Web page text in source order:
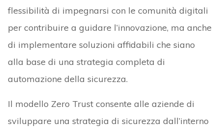
flessibilità di impegnarsi con le comunità digitali
per contribuire a guidare l’innovazione, ma anche
di implementare soluzioni affidabili che siano
alla base di una strategia completa di
automazione della sicurezza.
Il modello Zero Trust consente alle aziende di
sviluppare una strategia di sicurezza dall’interno